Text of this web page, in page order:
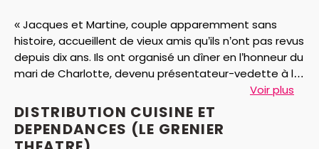
« Jacques et Martine, couple apparemment sans
histoire, accueillent de vieux amis qu’ils n’ont pas revus
depuis dix ans. Ils ont organisé un dîner en l’honneur du
mari de Charlotte, devenu présentateur-vedette à la
télévision, en compagnie de Georges, un autre ami, et
de Fred, l’envahissant frère de Martine. Au cours de la
soirée, la tension monte, la présence de celui qui a
réussi déchaîne admiration, envie, jalousie et
Voir plus
DISTRIBUTION CUISINE ET
DEPENDANCES (LE GRENIER